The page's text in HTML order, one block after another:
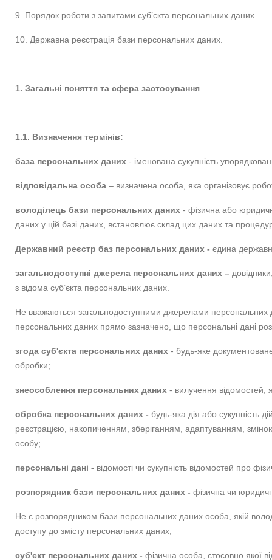
9. Порядок роботи з запитами суб’єкта персональних даних.
10. Державна реєстрація бази персональних даних.
1. Загальні поняття та сфера застосування
1.1. Визначення термінів:
база персональних даних - іменована сукупність
відповідальна особа – визначена особа, яка організовує
володілець бази персональних даних - фізична або
даних у цій базі даних, встановлює склад цих даних та
Державний реєстр баз персональних даних - єдина
загальнодоступні джерела персональних даних –
з відома суб’єкта персональних даних.
Не вважаються загальнодоступними джерелами персональних
персональних даних прямо зазначено, що персональні дані
згода суб'єкта персональних даних - будь-яке
обробки;
знеособлення персональних даних - вилучення відомостей,
обробка персональних даних - будь-яка дія або сукупність
реєстрацією, накопиченням, зберіганням, адаптуванням,
особу;
персональні дані - відомості чи сукупність відомостей про
розпорядник бази персональних даних - фізична чи
Не є розпорядником бази персональних даних особа, якій
доступу до змісту персональних даних;
суб'єкт персональних даних - фізична особа, стосовно якої